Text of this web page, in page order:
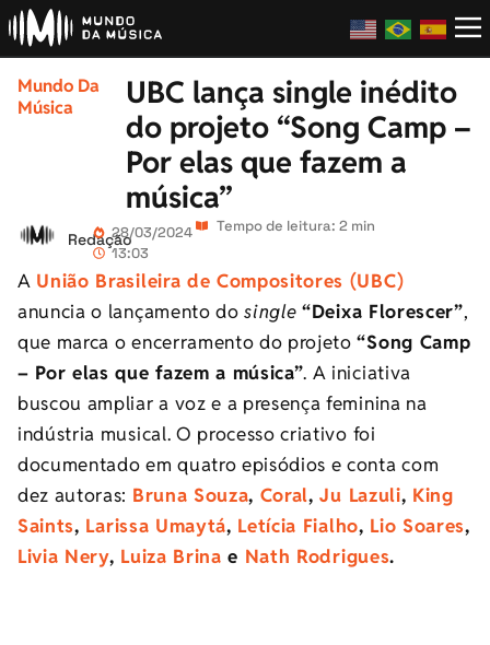
Mundo Da
Música
UBC lança single inédito
do projeto “Song Camp –
Por elas que fazem a
música”
Redação28/03/2024
13:03
Tempo de leitura: 2 min
A União Brasileira de Compositores (UBC)
anuncia o lançamento dosingle “Deixa Florescer”,
que marca o encerramento do projeto“Song Camp
– Por elas que fazem a música”. A iniciativa
buscou ampliar a voz e a presença feminina na
indústria musical. O processo criativo foi
documentado em quatro episódios e conta com
dez autoras: Bruna Souza, Coral,Ju Lazuli, King
Saints, Larissa Umaytá, Letícia Fialho, Lio Soares,
Livia Nery, Luiza Brina e Nath Rodrigues.